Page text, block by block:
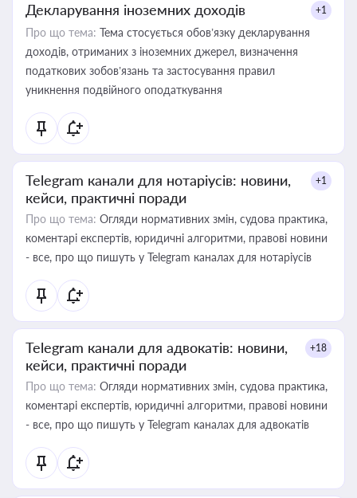
Декларування іноземних доходів +1
Про що тема: Тема стосується обов’язку декларування
доходів, отриманих з іноземних джерел, визначення
податкових зобов’язань та застосування правил
уникнення подвійного оподаткування
Telegram канали для нотаріусів: новини,
кейси, практичні поради
+1
Про що тема: Огляди нормативних змін, судова практика,
коментарі експертів, юридичні алгоритми, правові новини
- все, про що пишуть у Telegram каналах для нотаріусів
Telegram канали для адвокатів: новини,
кейси, практичні поради
+18
Про що тема: Огляди нормативних змін, судова практика,
коментарі експертів, юридичні алгоритми, правові новини
- все, про що пишуть у Telegram каналах для адвокатів